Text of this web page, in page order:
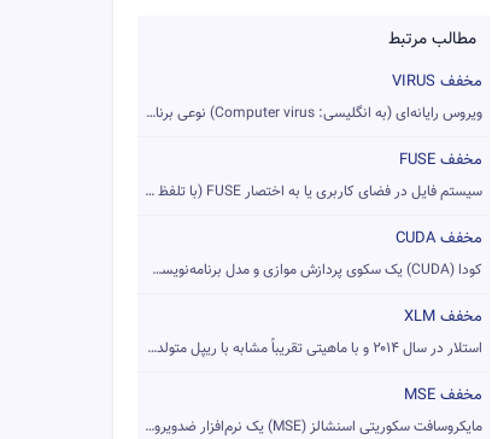
مطالب مرتبط
مخفف VIRUS
ویروس رایانه‌ای (به انگلیسی: Computer virus) نوعی برنامه رای...
مخفف FUSE
سیستم فایل در فضای کاربری یا به اختصار FUSE (با تلفظ فیوز)، ...
مخفف CUDA
کودا (CUDA) یک سکوی پردازش موازی و مدل برنامه‌نویسی است که ت...
مخفف XLM
استلار در سال ۲۰۱۴ و با ماهیتی تقریباً مشابه با ریپل متولد ش...
مخفف MSE
مایکروسافت سکوریتی اسنشالز (MSE) یک نرم‌افزار ضدویروس رایگان...